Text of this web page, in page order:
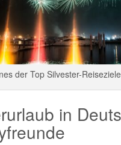
der Top Silvester-
in